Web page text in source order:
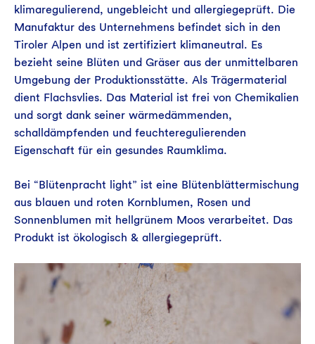
klimaregulierend, ungebleicht und allergiegeprüft. Die
Manufaktur des Unternehmens befindet sich in den
Tiroler Alpen und ist zertifiziert klimaneutral. Es
bezieht seine Blüten und Gräser aus der unmittelbaren
Umgebung der Produktionsstätte. Als Trägermaterial
dient Flachsvlies. Das Material ist frei von Chemikalien
und sorgt dank seiner wärmedämmenden,
schalldämpfenden und feuchteregulierenden
Eigenschaft für ein gesundes Raumklima.
Bei “Blütenpracht light” ist eine Blütenblättermischung
aus blauen und roten Kornblumen, Rosen und
Sonnenblumen mit hellgrünem Moos verarbeitet. Das
Produkt ist ökologisch & allergiegeprüft.